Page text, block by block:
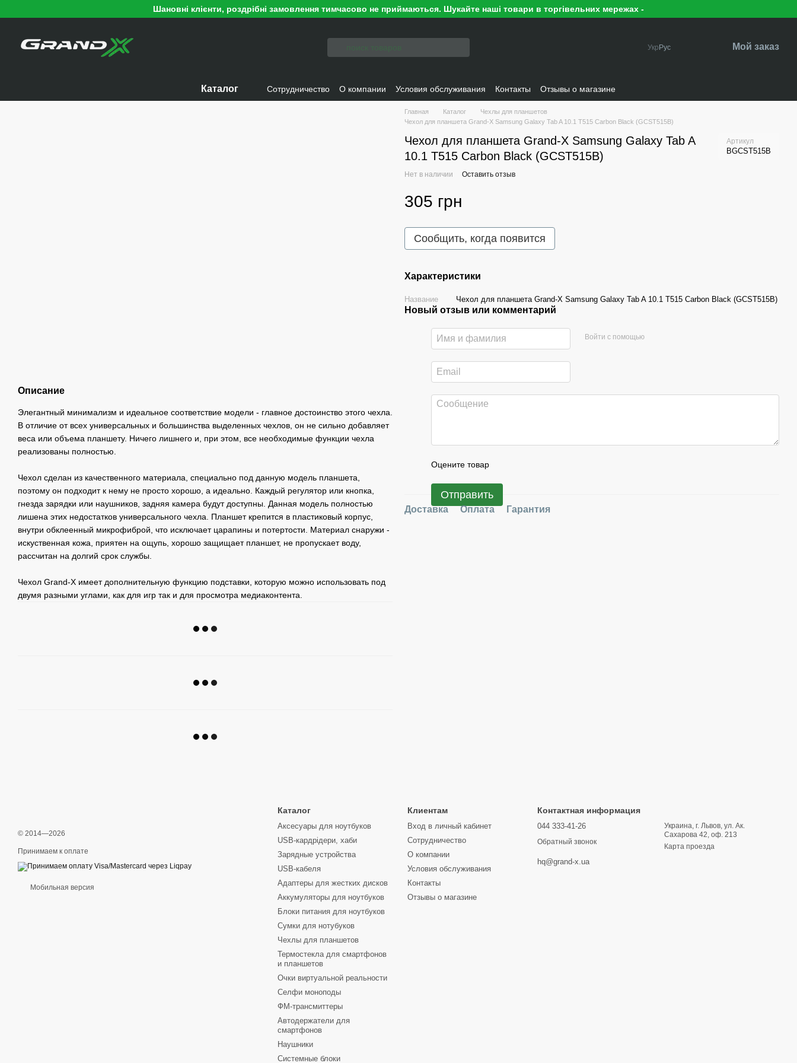
Шановні клієнти, роздрібні замовлення тимчасово не приймаються. Шукайте наші товари в торгівельних мережах -
Укр Рус Мой заказ
Каталог Сотрудничество О компании Условия обслуживания Контакты Отзывы о магазине
Описание
Элегантный минимализм и идеальное соответствие модели - главное достоинство этого чехла.
В отличие от всех универсальных и большинства выделенных чехлов, он не сильно добавляет
веса или объема планшету. Ничего лишнего и, при этом, все необходимые функции чехла
реализованы полностью.
Чехол сделан из качественного материала, специально под данную модель планшета,
поэтому он подходит к нему не просто хорошо, а идеально. Каждый регулятор или кнопка,
гнезда зарядки или наушников, задняя камера будут доступны. Данная модель полностью
лишена этих недостатков универсального чехла. Планшет крепится в пластиковый корпус,
внутри обклеенный микрофиброй, что исключает царапины и потертости. Материал снаружи -
искуственная кожа, приятен на ощупь, хорошо защищает планшет, не пропускает воду,
рассчитан на долгий срок службы.
Чехол Grand-X имеет дополнительную функцию подставки, которую можно использовать под
двумя разными углами, как для игр так и для просмотра медиаконтента.
Главная Каталог
Чехлы для планшетов
Чехол для планшета Grand-X Samsung Galaxy Tab A 10.1 T515 Carbon Black (GCST515B)
Чехол для планшета Grand-X Samsung Galaxy Tab A
10.1 T515 Carbon Black (GCST515B)
Артикул
BGCST515B
Нет в наличии Оставить отзыв
305 грн
Сообщить, когда появится
Характеристики
Название Чехол для планшета Grand-X Samsung Galaxy Tab A 10.1 T515 Carbon Black (GCST515B)
Новый отзыв или комментарий
Войти с помощью
Оцените товар
Отправить
Доставка Оплата Гарантия
© 2014—2026
Принимаем к оплате
Мобильная версия
Каталог
Аксесуары для ноутбуков
USB-кардрідери, хаби
Зарядные устройства
USB-кабеля
Адаптеры для жестких дисков
Аккумуляторы для ноутбуков
Блоки питания для ноутбуков
Сумки для нотубуков
Чехлы для планшетов
Термостекла для смартфонов
и планшетов
Очки виртуальной реальности
Селфи моноподы
ФМ-трансмиттеры
Автодержатели для
смартфонов
Наушники
Системные блоки
Клиентам
Вход в личный кабинет
Сотрудничество
О компании
Условия обслуживания
Контакты
Отзывы о магазине
Контактная информация
044 333-41-26
Обратный звонок
hq@grand-x.ua
Украина, г. Львов, ул. Ак.
Сахарова 42, оф. 213
Карта проезда